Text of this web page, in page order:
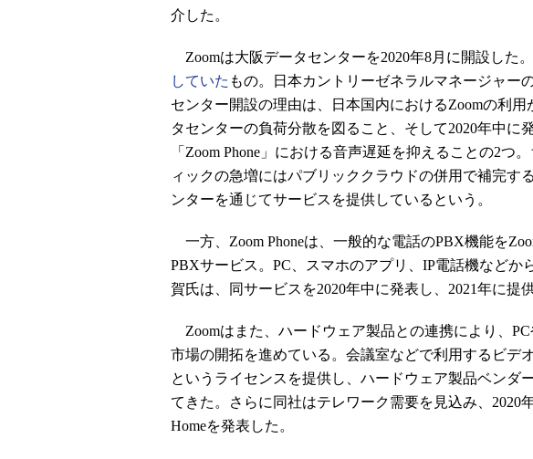
介した。
Zoomは大阪データセンターを2020年8月に開設した
していた もの。日本カントリーゼネラルマネージャー
センター開設の理由は、日本国内におけるZoomの利
タセンターの負荷分散を図ること、そして2020年中に
「Zoom Phone」における音声遅延を抑えることの2つ
ィックの急増にはパブリッククラウドの併用で補完す
ンターを通じてサービスを提供しているという。
一方、Zoom Phoneは、一般的な電話のPBX機能を
PBXサービス。PC、スマホのアプリ、IP電話機などか
賀氏は、同サービスを2020年中に発表し、2021年に提
Zoomはまた、ハードウェア製品との連携により、
市場の開拓を進めている。会議室などで利用するビデ
というライセンスを提供し、ハードウェア製品ベンダ
てきた。さらに同社はテレワーク需要を見込み、2020
Homeを発表した。